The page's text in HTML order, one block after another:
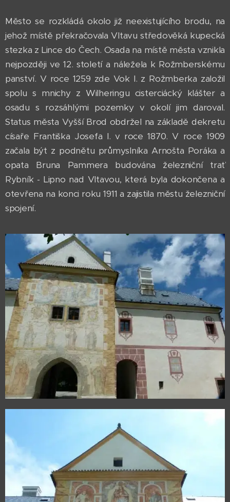
Město se rozkládá okolo již neexistujícího brodu, na
jehož místě překračovala Vltavu středověká kupecká
stezka z Lince do Čech. Osada na místě města vznikla
nejpozději ve 12. století a náležela k Rožmberskému
panství. V roce 1259 zde Vok I. z Rožmberka založil
spolu s mnichy z Wilheringu cisterciácký klášter a
osadu s rozsáhlými pozemky v okolí jim daroval.
Status města Vyšší Brod obdržel na základě dekretu
císaře Františka Josefa I. v roce 1870. V roce 1909
začala být z podnětu průmyslníka Arnošta Poráka a
opata Bruna Pammera budována železniční trať
Rybník - Lipno nad Vltavou, která byla dokončena a
otevřena na konci roku 1911 a zajistila městu železniční
spojení.